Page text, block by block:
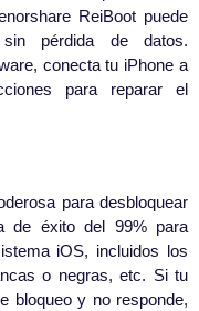
ReiBoot puede
pérdida de datos.
conecta tu iPhone a
para reparar el
para desbloquear
de éxito del 99% para
iOS, incluidos los
o negras, etc. Si tu
bloqueo y no responde,